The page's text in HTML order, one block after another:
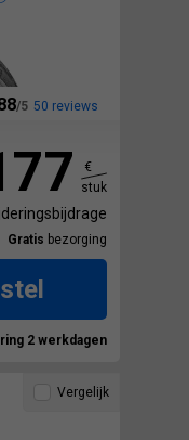
50 reviews
€
stuk
Gratis bezorging
2 werkdagen
Vergelijk